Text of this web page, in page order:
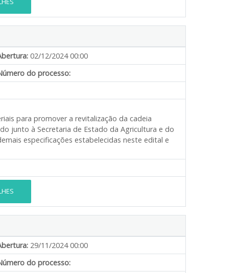
02/12/2024 00:00
do processo:
para promover a revitalização da cadeia
junto à Secretaria de Estado da Agricultura e do
especificações estabelecidas neste edital e
29/11/2024 00:00
do processo: